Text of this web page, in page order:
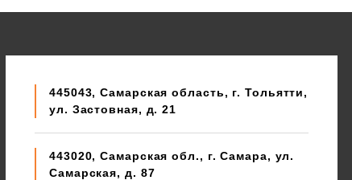
445043, Самарская область, г. Тольятти,
ул. Застовная, д. 21
443020, Самарская обл., г. Самара, ул.
Самарская, д. 87